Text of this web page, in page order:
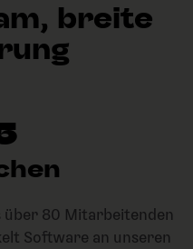
breite
über 80 Mitarbeitenden
Software an unseren